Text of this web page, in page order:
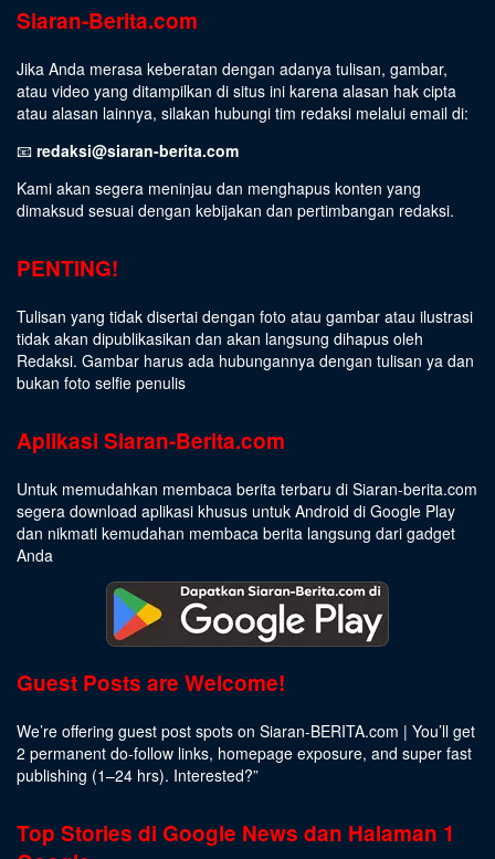
Siaran-Berita.com
Jika Anda merasa keberatan dengan adanya tulisan, gambar,
atau video yang ditampilkan di situs ini karena alasan hak cipta
atau alasan lainnya, silakan hubungi tim redaksi melalui email di:
📧 redaksi@siaran-berita.com
Kami akan segera meninjau dan menghapus konten yang
dimaksud sesuai dengan kebijakan dan pertimbangan redaksi.
PENTING!
Tulisan yang tidak disertai dengan foto atau gambar atau ilustrasi
tidak akan dipublikasikan dan akan langsung dihapus oleh
Redaksi. Gambar harus ada hubungannya dengan tulisan ya dan
bukan foto selfie penulis
Aplikasi Siaran-Berita.com
Untuk memudahkan membaca berita terbaru di Siaran-berita.com
segera download aplikasi khusus untuk Android di Google Play
dan nikmati kemudahan membaca berita langsung dari gadget
Anda
Guest Posts are Welcome!
We’re offering guest post spots on Siaran-BERITA.com | You’ll get
2 permanent do-follow links, homepage exposure, and super fast
publishing (1–24 hrs). Interested?”
Top Stories di Google News dan Halaman 1